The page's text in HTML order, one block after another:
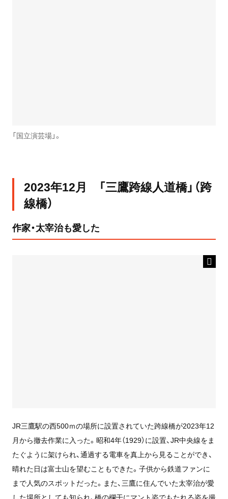
「国立演芸場」。
2023年12月 「三鷹跨線人道橋」（跨
線橋）
作家・太宰治も愛した
JR三鷹駅の西500ｍの場所に設置されていた跨線橋が2023年12
月から撤去作業に入った。昭和4年（1929）に設置、JR中央線をま
たぐように架けられ、通過する電車を真上から見ることができ、
晴れた日は富士山を望むこともできた。子供から鉄道ファンに
まで人気のスポットだった。また、三鷹に住んでいた太宰治が愛